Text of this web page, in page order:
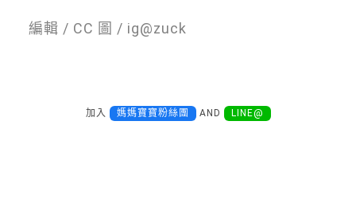
編輯 / CC 圖 / ig@zuck
加入 媽媽寶寶粉絲團 AND LINE@